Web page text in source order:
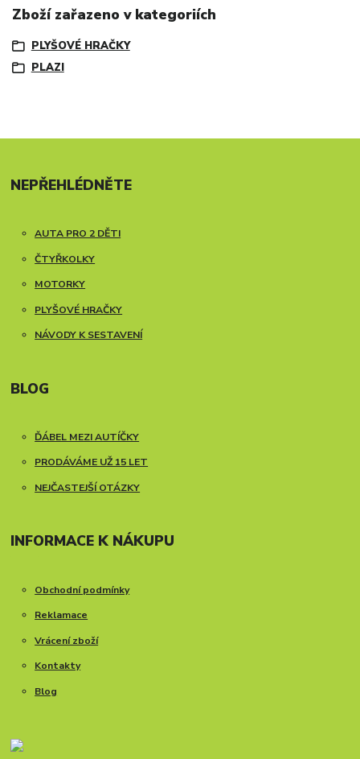
Zboží zařazeno v kategoriích
PLYŠOVÉ HRAČKY
PLAZI
NEPŘEHLÉDNĚTE
AUTA PRO 2 DĚTI
ČTYŘKOLKY
MOTORKY
PLYŠOVÉ HRAČKY
NÁVODY K SESTAVENÍ
BLOG
ĎÁBEL MEZI AUTÍČKY
PRODÁVÁME UŽ 15 LET
NEJČASTEJŠÍ OTÁZKY
INFORMACE K NÁKUPU
Obchodní podmínky
Reklamace
Vrácení zboží
Kontakty
Blog